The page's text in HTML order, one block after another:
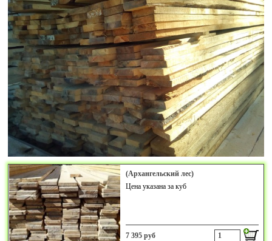
(Архангельский лес)
Цена указана за куб
7 395 руб